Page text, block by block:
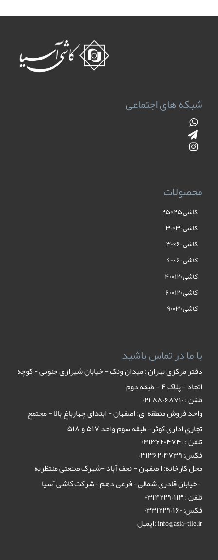
شبکه های اجتماعی
محصولات
کاشی ۲۵×۲۵
کاشی ۳۰×۳۰
کاشی ۶۰×۳۰
کاشی ۶۰×۶۰
کاشی ۱۲۰×۴۰
کاشی ۱۲۰×۶۰
کاشی ۳۰×۹۰
با ما در تماس باشید
دفتر مرکزی تهران : میدان ونک - خیابان شیرازی جنوبی - کوچه
اتحاد - پلاک ۴ - طبقه دوم
تلفن : ٨٨٠۶٨٧١٠ ٠٢١
واحد فروش منطقه ای: اصفهان - ابتدای چهارباغ بالا - مجتمع
تجاری اداری کوثر- طبقه سوم واحد ۵۱۷ و ۵۱۸
تلفن : ۰۳۱۳۶۲۰۴۷۴۱
فکس: ۰۳۱۳۶۲۰۴۷۳۹
محل کارخانه: ا صفهان - نجف آباد -شهرک صنعتی منتظریه
-خیابان قادری شمالی- فرعی دهم -شرکت کاشی آسیا
تلفن : ۰۳۱۴۲۲۹۰۱۱۳
فکس: ۰۳۳۱۲۲۹۰۱۶۰
ایمیل:info@asia-tile.ir